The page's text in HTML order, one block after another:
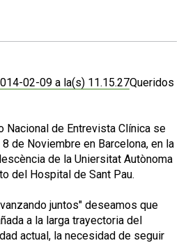
Queridos
Nacional de Entrevista Clínica se
de Noviembre en Barcelona, en la
de la Uniersitat Autònoma
del Hospital de Sant Pau.
juntos" deseamos que
a la larga trayectoria del
actual, la necesidad de seguir